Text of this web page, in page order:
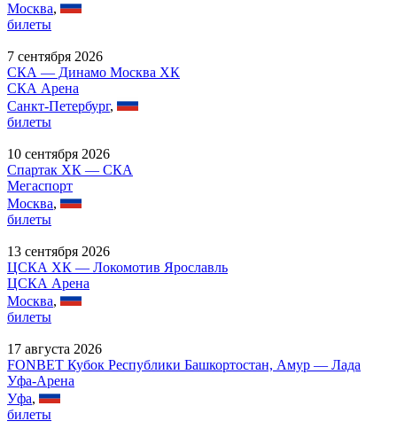
Москва,
билеты
7 сентября 2026
СКА — Динамо Москва ХК
СКА Арена
Санкт-Петербург,
билеты
10 сентября 2026
Спартак ХК — СКА
Мегаспорт
Москва,
билеты
13 сентября 2026
ЦСКА ХК — Локомотив Ярославль
ЦСКА Арена
Москва,
билеты
17 августа 2026
FONBET Кубок Республики Башкортостан, Амур — Лада
Уфа-Арена
Уфа,
билеты